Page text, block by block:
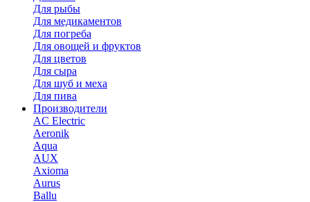
Для рыбы
Для медикаментов
Для погреба
Для овощей и фруктов
Для цветов
Для сыра
Для шуб и меха
Для пива
Производители
AC Electric
Aeronik
Aqua
AUX
Axioma
Aurus
Ballu